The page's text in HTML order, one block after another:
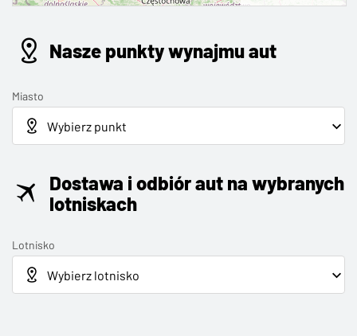
Nasze punkty wynajmu aut
Miasto
Dostawa i odbiór aut na wybranych
lotniskach
Lotnisko